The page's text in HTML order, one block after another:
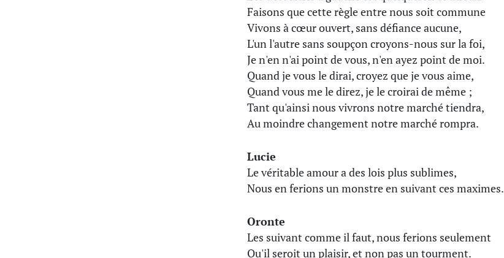
Faisons que cette règle entre nous soit commune
Vivons à cœur ouvert, sans défiance aucune,
L'un l'autre sans soupçon croyons-nous sur la foi,
Je n'en n'ai point de vous, n'en ayez point de moi.
Quand je vous le dirai, croyez que je vous aime,
Quand vous me le direz, je le croirai de même ;
Tant qu'ainsi nous vivrons notre marché tiendra,
Au moindre changement notre marché rompra.
Lucie
Le véritable amour a des lois plus sublimes,
Nous en ferions un monstre en suivant ces maximes.
Oronte
Les suivant comme il faut, nous ferions seulement
Qu'il seroit un plaisir, et non pas un tourment.